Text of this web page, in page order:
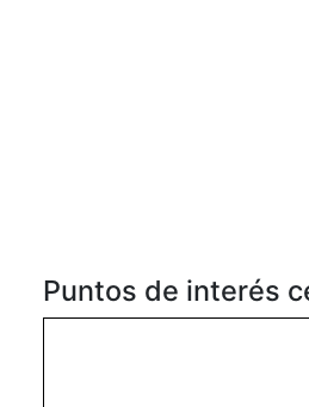
Puntos de interés